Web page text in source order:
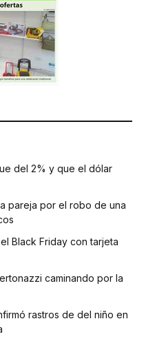
del 2% y que el dólar
pareja por el robo de una
Black Friday con tarjeta
caminando por la
rastros de del niño en